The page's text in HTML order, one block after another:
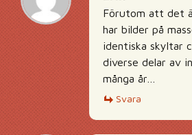
Förutom att det
har bilder på
identiska skyltar
diverse delar av
många år…
Svara